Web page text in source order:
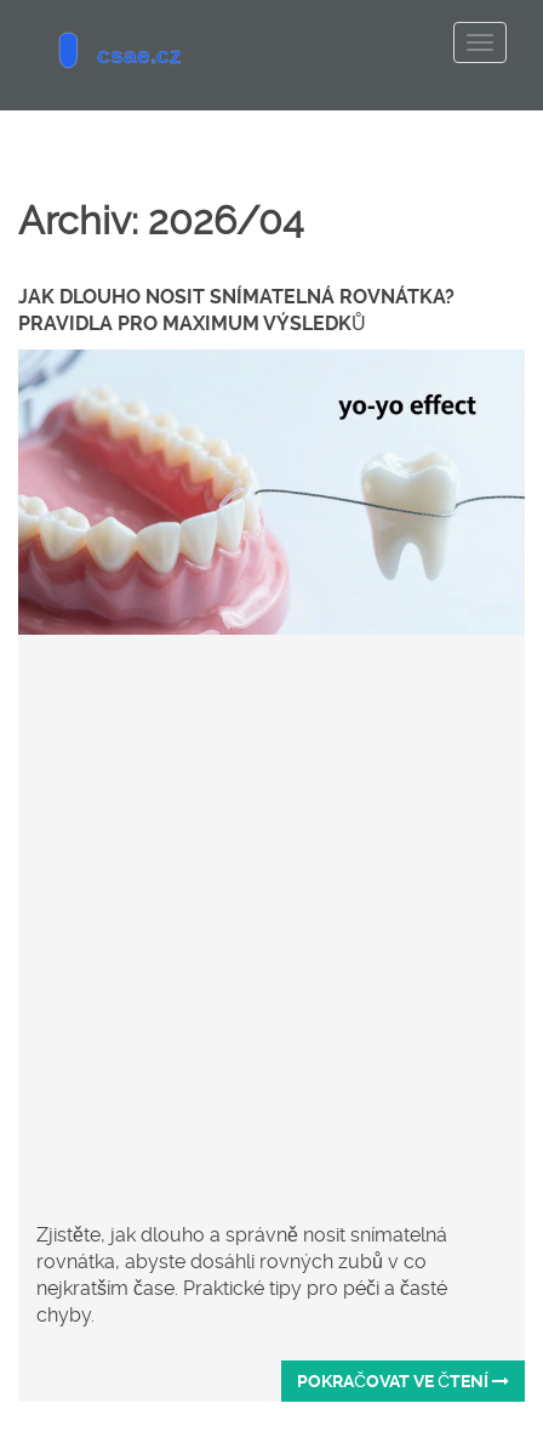
Archiv: 2026/04
JAK DLOUHO NOSIT SNÍMATELNÁ ROVNÁTKA?
PRAVIDLA PRO MAXIMUM VÝSLEDKŮ
Zjistěte, jak dlouho a správně nosit snímatelná
rovnátka, abyste dosáhli rovných zubů v co
nejkratším čase. Praktické tipy pro péči a časté
chyby.
POKRAČOVAT VE ČTENÍ